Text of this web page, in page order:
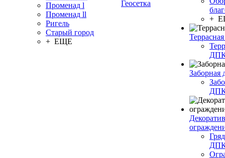
Променад l
Променад ll
Ригель
Старый город
+ ЕЩЕ
Геосетка
+
Заборная